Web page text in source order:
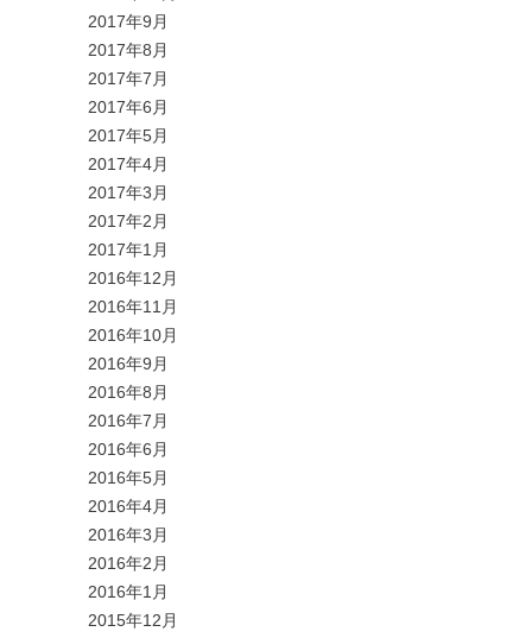
2017年9月
2017年8月
2017年7月
2017年6月
2017年5月
2017年4月
2017年3月
2017年2月
2017年1月
2016年12月
2016年11月
2016年10月
2016年9月
2016年8月
2016年7月
2016年6月
2016年5月
2016年4月
2016年3月
2016年2月
2016年1月
2015年12月